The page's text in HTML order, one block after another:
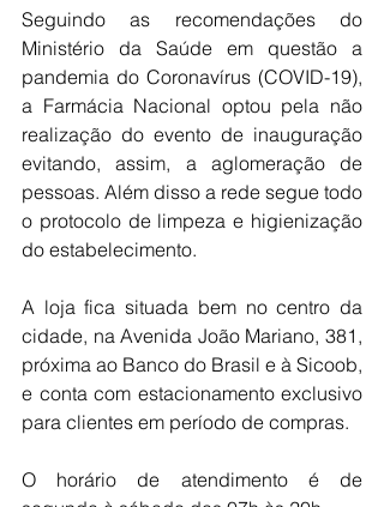
Seguindo as recomendações do
Ministério da Saúde em questão a
pandemia do Coronavírus (COVID-19),
a Farmácia Nacional optou pela não
realização do evento de inauguração
evitando, assim, a aglomeração de
pessoas. Além disso a rede segue todo
o protocolo de limpeza e higienização
do estabelecimento.
A loja fica situada bem no centro da
cidade, na Avenida João Mariano, 381,
próxima ao Banco do Brasil e à Sicoob,
e conta com estacionamento exclusivo
para clientes em período de compras.
O horário de atendimento é de